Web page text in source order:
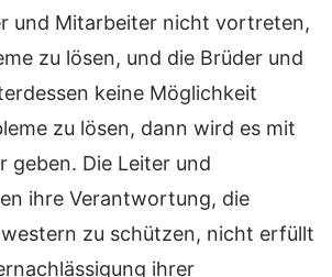
und Mitarbeiter nicht vortreten,
zu lösen, und die Brüder und
keine Möglichkeit
zu lösen, dann wird es mit
geben. Die Leiter und
ihre Verantwortung, die
zu schützen, nicht erfüllt
ihrer